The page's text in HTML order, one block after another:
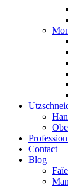
Contact
Blog